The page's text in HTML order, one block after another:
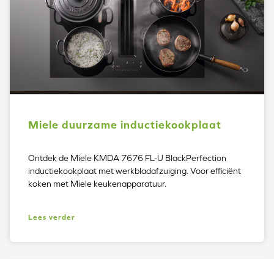
Miele duurzame inductiekookplaat
Ontdek de Miele KMDA 7676 FL-U BlackPerfection
inductiekookplaat met werkbladafzuiging. Voor efficiënt
koken met Miele keukenapparatuur.
Lees verder